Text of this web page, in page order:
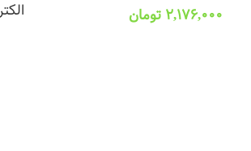
2,176,000 تومان